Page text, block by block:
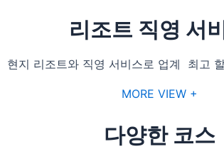
리조트 직영 서
현지 리조트와 직영 서비스로 업계 최고
MORE VIEW +
다양한 코스